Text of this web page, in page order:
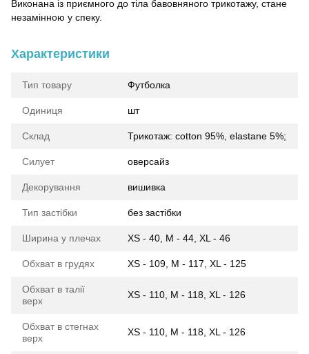
Виконана із приємного до тіла бавовняного трикотажу, стане
незамінною у спеку.
Характеристики
Тип товару Футболка
Одиниця шт
Склад Трикотаж: cotton 95%, elastane 5%;
Силует оверсайз
Декорування вишивка
Тип застібки без застібки
Ширина у плечах XS - 40, M - 44, XL - 46
Обхват в грудях XS - 109, M - 117, XL - 125
Обхват в талії
верх
XS - 110, M - 118, XL - 126
Обхват в стегнах
верх
XS - 110, M - 118, XL - 126